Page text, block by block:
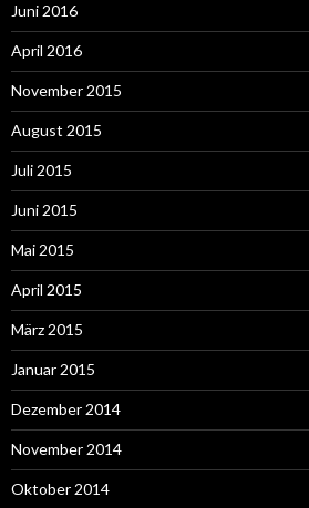
Juni 2016
April 2016
November 2015
August 2015
Juli 2015
Juni 2015
Mai 2015
April 2015
März 2015
Januar 2015
Dezember 2014
November 2014
Oktober 2014